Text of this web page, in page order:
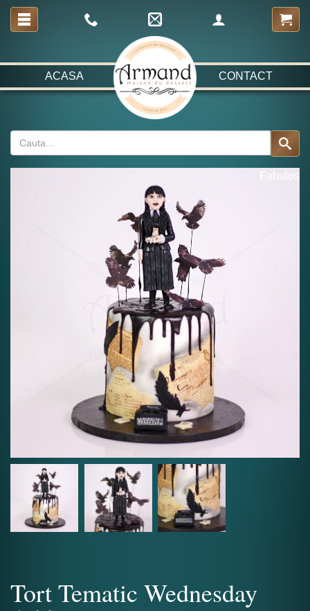
ACASA CONTACT
Fabulos
Tort Tematic Wednesday